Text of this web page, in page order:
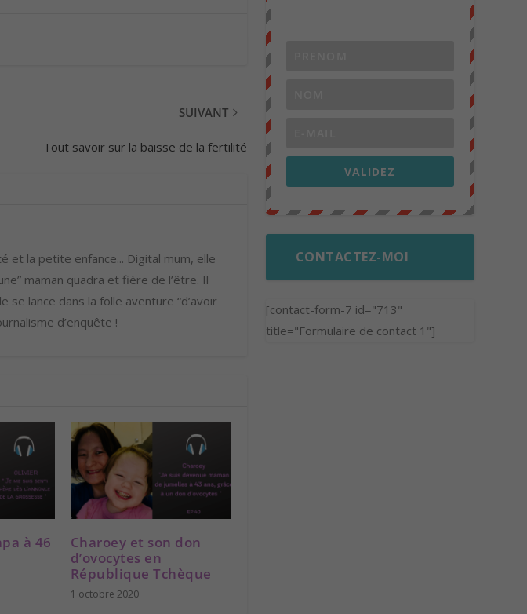
SUIVANT
Tout savoir sur la baisse de la fertilité
et la petite enfance... Digital mum, elle
maman quadra et fière de l’être. Il
se lance dans la folle aventure “d’avoir
d’enquête !
à 46
Charoey et son don
d’ovocytes en
République Tchèque
1 octobre 2020
VALIDEZ
CONTACTEZ-MOI
[contact-form-7 id="713"
title="Formulaire de contact 1"]